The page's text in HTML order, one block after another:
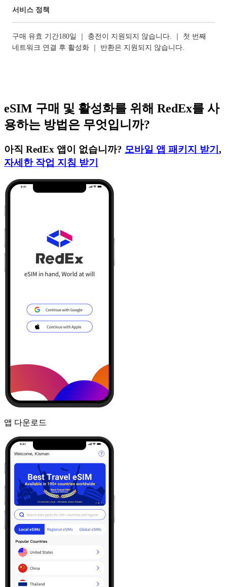
서비스 정책
구매 유효 기간180일 ｜ 충전이 지원되지 않습니다. ｜ 첫 번째
네트워크 연결 후 활성화 ｜ 반환은 지원되지 않습니다.
eSIM 구매 및 활성화를 위해 RedEx를 사
용하는 방법은 무엇입니까?
아직 RedEx 앱이 없습니까? 모바일 앱 패키지 받기 ,
자세한 작업 지침 받기
앱 다운로드